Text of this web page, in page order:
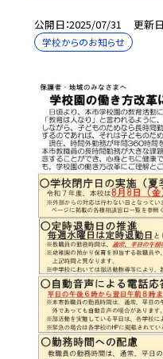
公開日 2025/07/31 更新日
学校からのお知らせ